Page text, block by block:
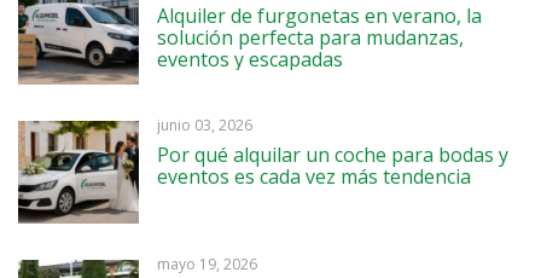
Alquiler de furgonetas en verano, la
solución perfecta para mudanzas,
eventos y escapadas
junio 03, 2026
Por qué alquilar un coche para bodas y
eventos es cada vez más tendencia
mayo 19, 2026